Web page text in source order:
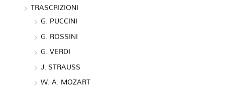
TRASCRIZIONI
G. PUCCINI
G. ROSSINI
G. VERDI
J. STRAUSS
W. A. MOZART